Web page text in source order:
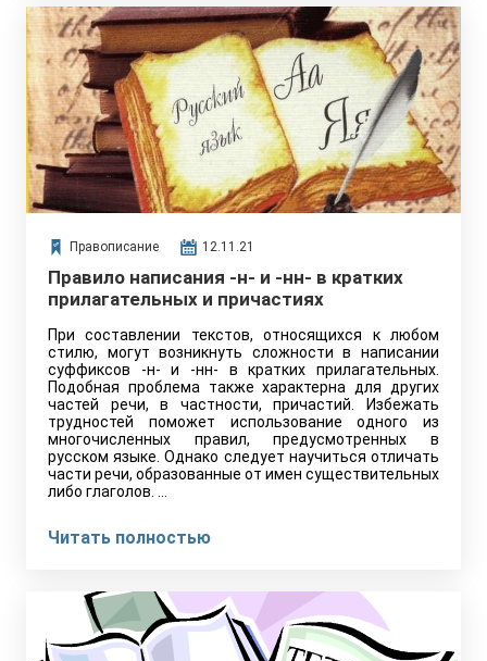
Правописание 12.11.21
Правило написания -н- и -нн- в кратких
прилагательных и причастиях
При составлении текстов, относящихся к любом
стилю, могут возникнуть сложности в написании
суффиксов -н- и -нн- в кратких прилагательных.
Подобная проблема также характерна для других
частей речи, в частности, причастий. Избежать
трудностей поможет использование одного из
многочисленных правил, предусмотренных в
русском языке. Однако следует научиться отличать
части речи, образованные от имен существительных
либо глаголов. …
Читать полностью